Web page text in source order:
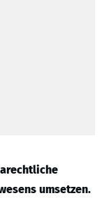
umsetzen.